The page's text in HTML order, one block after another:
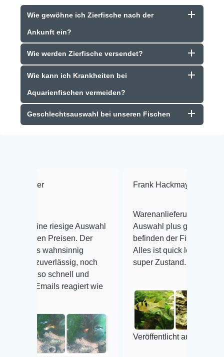
Wie gewöhne ich Zierfische nach der
Ankunft ein?
Wie werden Zierfische versendet?
Wie kann ich Krankheiten bei
Aquarienfischen vermeiden?
Geschlechtsauswahl bei unseren Fischen
Auswahl
Der
noch
reagiert wie
Frank Hackmayer ★★★★
Warenanlieferung Top und die
Auswahl plus gesundheitliches
befinden der Fische einwandfrei.
Alles ist quick lebendig und im
super Zustand. Gerne wieder 😃
Veröffentlicht auf Google